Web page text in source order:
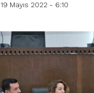
19 Mayıs 2022 - 6:10